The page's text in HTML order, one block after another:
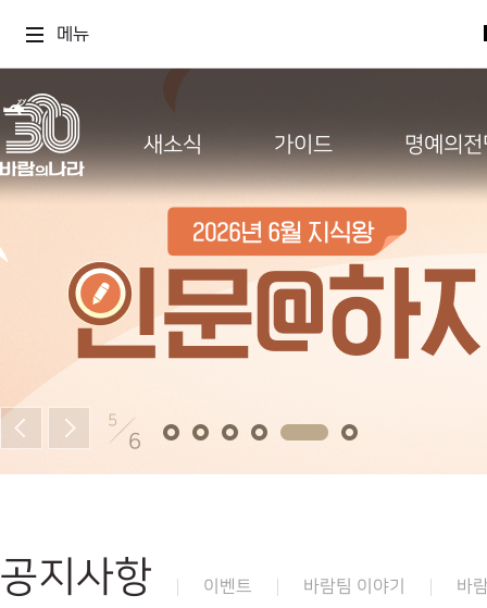
메뉴
새소식 가이드 명예의
5
6
공지사항 이벤트 바람팀 이야기 바